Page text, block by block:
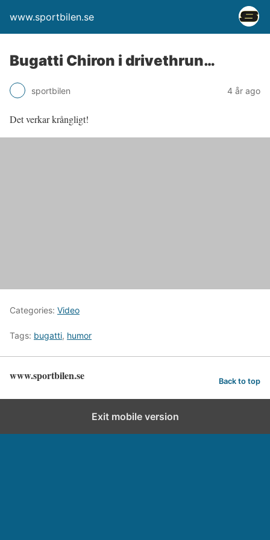
www.sportbilen.se
Bugatti Chiron i drivethrun…
sportbilen 4 år ago
Det verkar krångligt!
Categories: Video
Tags: bugatti, humor
www.sportbilen.se Back to top
Exit mobile version